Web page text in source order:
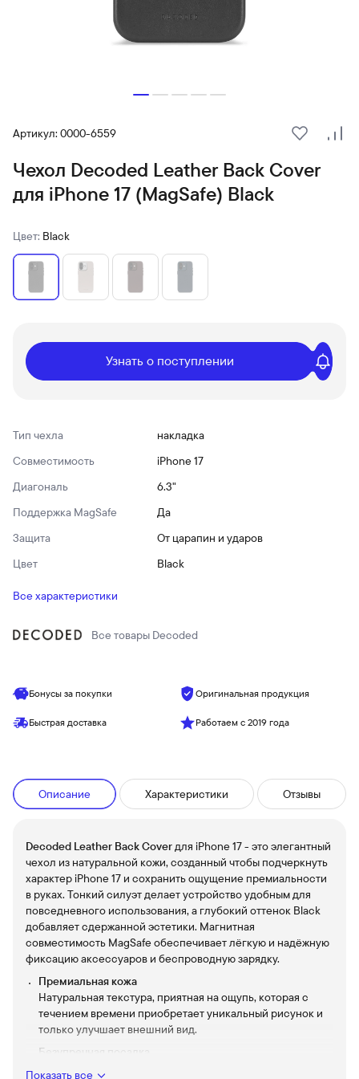
Артикул: 0000-6559
В
Чехол Decoded Leather Back Cover
для iPhone 17 (MagSafe) Black
Цвет: Black
Узнать о поступлении
Тип чехла
накладка
Совместимость
iPhone 17
Диагональ
6.3"
Поддержка MagSafe
Да
Защита
От царапин и ударов
Цвет
Black
Все характеристики
Все товары Decoded
Бонусы за покупки Оригинальная продукция
Быстрая доставка Работаем с 2019 года
Описание Характеристики Отзывы
Decoded Leather Back Coverдля iPhone 17 - это элегантный
чехол из натуральной кожи, созданный чтобы подчеркнуть
характер iPhone 17 и сохранить ощущение премиальности
в руках. Тонкий силуэт делает устройство удобным для
повседневного использования, а глубокий оттенок Black
добавляет сдержанной эстетики. Магнитная
совместимость MagSafe обеспечивает лёгкую и надёжную
фиксацию аксессуаров и беспроводную зарядку.
Премиальная кожа
Натуральная текстура, приятная на ощупь, которая с
течением времени приобретает уникальный рисунок и
только улучшает внешний вид.
Безупречная посадка
Показать все